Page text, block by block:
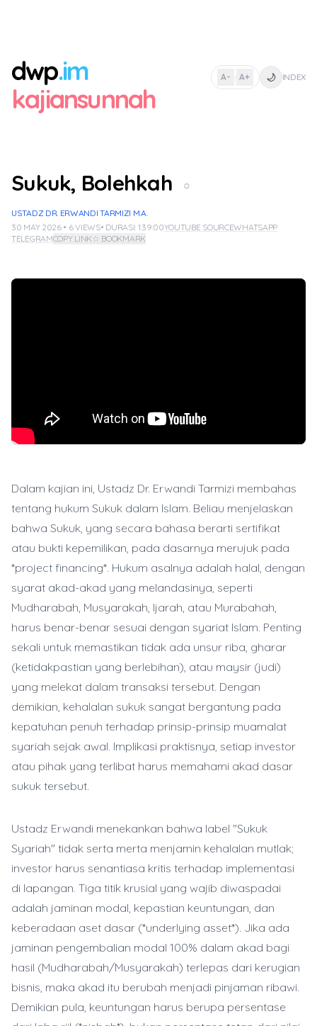
dwp.im
kajiansunnah
A- | A+ 🌙 INDEX
Sukuk, Bolehkah ○
USTADZ DR. ERWANDI TARMIZI M.A.
30 MAY 2026 • 6 VIEWS• DURASI: 1:39:00YOUTUBE SOURCEWHATSAPP
TELEGRAMCOPY LINK☆ BOOKMARK
Dalam kajian ini, Ustadz Dr. Erwandi Tarmizi membahas
tentang hukum Sukuk dalam Islam. Beliau menjelaskan
bahwa Sukuk, yang secara bahasa berarti sertifikat
atau bukti kepemilikan, pada dasarnya merujuk pada
*project financing*. Hukum asalnya adalah halal, dengan
syarat akad-akad yang melandasinya, seperti
Mudharabah, Musyarakah, Ijarah, atau Murabahah,
harus benar-benar sesuai dengan syariat Islam. Penting
sekali untuk memastikan tidak ada unsur riba, gharar
(ketidakpastian yang berlebihan), atau maysir (judi)
yang melekat dalam transaksi tersebut. Dengan
demikian, kehalalan sukuk sangat bergantung pada
kepatuhan penuh terhadap prinsip-prinsip muamalat
syariah sejak awal. Implikasi praktisnya, setiap investor
atau pihak yang terlibat harus memahami akad dasar
sukuk tersebut.
Ustadz Erwandi menekankan bahwa label "Sukuk
Syariah" tidak serta merta menjamin kehalalan mutlak;
investor harus senantiasa kritis terhadap implementasi
di lapangan. Tiga titik krusial yang wajib diwaspadai
adalah jaminan modal, kepastian keuntungan, dan
keberadaan aset dasar (*underlying asset*). Jika ada
jaminan pengembalian modal 100% dalam akad bagi
hasil (Mudharabah/Musyarakah) terlepas dari kerugian
bisnis, maka akad itu berubah menjadi pinjaman ribawi.
Demikian pula, keuntungan harus berupa persentase